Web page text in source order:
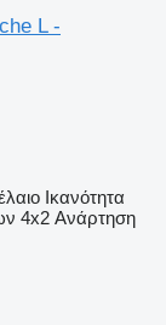
L -
Ικανότητα
4x2 Ανάρτηση